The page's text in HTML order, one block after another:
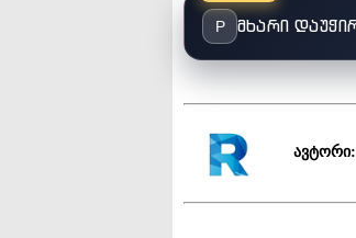
P მხარი
ავტორი: